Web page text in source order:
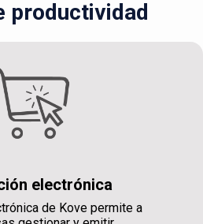
productividad
electrónica
de Kove permite a